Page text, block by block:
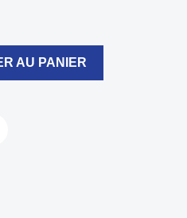
AU PANIER